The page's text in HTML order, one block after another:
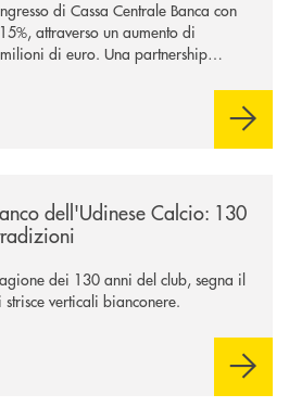
di Cassa Centrale Banca con
attraverso un aumento di
di euro. Una partnership
ai territori, per ampliare l’offerta e
dell'Udinese Calcio: 130
dei 130 anni del club, segna il
verticali bianconere.